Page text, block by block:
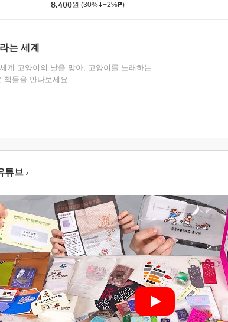
8,400원 (30% +2% )
는 세계
계 고양이의 날을 맞아, 고양이를 노래하는
책들을 만나보세요.
튜브